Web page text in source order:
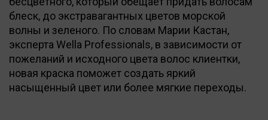
блеск, до экстравагантных цветов морской
волны и зеленого. По словам Марии Кастан,
эксперта Wella Professionals, в зависимости от
пожеланий и исходного цвета волос клиентки,
новая краска поможет создать яркий
насыщенный цвет или более мягкие переходы.